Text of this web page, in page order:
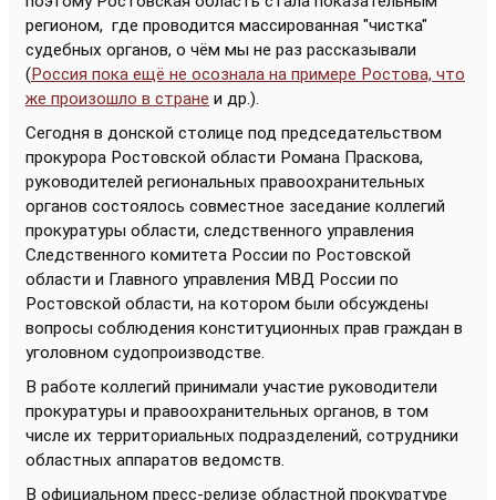
регионом, где проводится массированная "чистка"
судебных органов, о чём мы не раз рассказывали
(Россия пока ещё не осознала на примере Ростова, что
же произошло в стране и др.).
Сегодня в донской столице под председательством
прокурора Ростовской области Романа Праскова,
руководителей региональных правоохранительных
органов состоялось совместное заседание коллегий
прокуратуры области, следственного управления
Следственного комитета России по Ростовской
области и Главного управления МВД России по
Ростовской области, на котором были обсуждены
вопросы соблюдения конституционных прав граждан в
уголовном судопроизводстве.
В работе коллегий принимали участие руководители
прокуратуры и правоохранительных органов, в том
числе их территориальных подразделений, сотрудники
областных аппаратов ведомств.
В официальном пресс-релизе областной прокуратуре